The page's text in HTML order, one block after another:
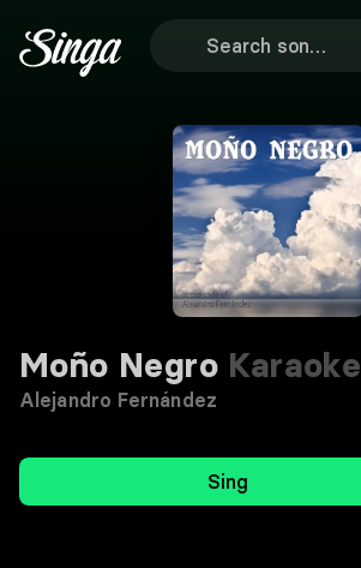
Moño Negro Karaoke
Alejandro Fernández
Sing